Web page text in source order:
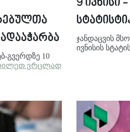
გვერდზე 10
ვრცლად
ჯანდაცვის
ივნისის